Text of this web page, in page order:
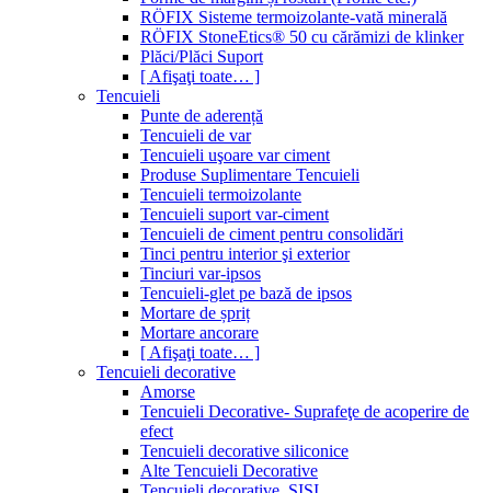
RÖFIX Sisteme termoizolante-vată minerală
RÖFIX StoneEtics® 50 cu cărămizi de klinker
Plăci/Plăci Suport
[ Afişaţi toate… ]
Tencuieli
Punte de aderență
Tencuieli de var
Tencuieli uşoare var ciment
Produse Suplimentare Tencuieli
Tencuieli termoizolante
Tencuieli suport var-ciment
Tencuieli de ciment pentru consolidări
Tinci pentru interior şi exterior
Tinciuri var-ipsos
Tencuieli-glet pe bază de ipsos
Mortare de șpriț
Mortare ancorare
[ Afişaţi toate… ]
Tencuieli decorative
Amorse
Tencuieli Decorative- Suprafeţe de acoperire de
efect
Tencuieli decorative siliconice
Alte Tencuieli Decorative